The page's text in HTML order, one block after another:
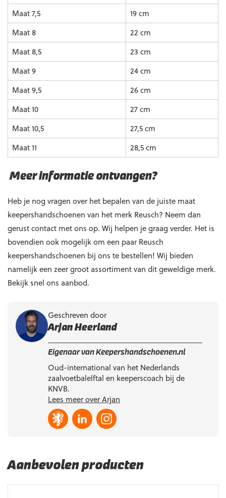
Maat 7,5
19 cm
Maat 8
22 cm
Maat 8,5
23 cm
Maat 9
24 cm
Maat 9,5
26 cm
Maat 10
27 cm
Maat 10,5
27,5 cm
Maat 11
28,5 cm
Meer informatie ontvangen?
Heb je nog vragen over het bepalen van de juiste maat
keepershandschoenen van het merk Reusch? Neem dan
gerust contact met ons op. Wij helpen je graag verder. Het is
bovendien ook mogelijk om een paar Reusch
keepershandschoenen bij ons te bestellen! Wij bieden
namelijk een zeer groot assortiment van dit geweldige merk.
Bekijk snel ons aanbod.
Geschreven door
Arjan Heerland
Eigenaar van Keepershandschoenen.nl
Oud-international van het Nederlands
zaalvoetbalelftal en keeperscoach bij de
KNVB.
Lees meer over Arjan
Aanbevolen producten